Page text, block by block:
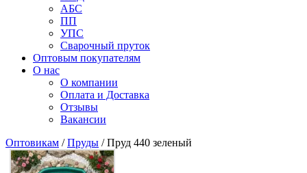
АБС
ПП
УПС
Сварочный пруток
Оптовым покупателям
О нас
О компании
Оплата и Доставка
Отзывы
Вакансии
Оптовикам /Пруды / Пруд 440 зеленый